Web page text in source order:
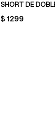
SHORT DE
PRICE:
$ 1299